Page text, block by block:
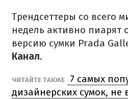
Трендсеттеры со всего
недель активно пиарят
версию сумки Prada
Канал.
ЧИТАЙТЕ ТАКЖЕ
7 самых
дизайнерских сумок, не